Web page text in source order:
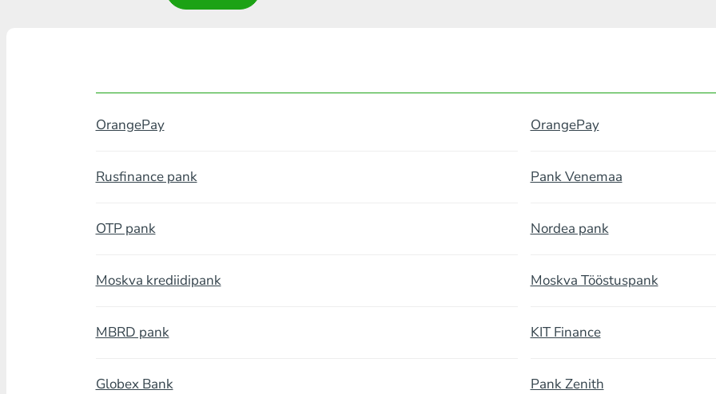
OrangePay OrangePay
Rusfinance pank Pank Venemaa
OTP pank Nordea pank
Moskva krediidipank Moskva Tööstuspank
MBRD pank KIT Finance
Globex Bank Pank Zenith